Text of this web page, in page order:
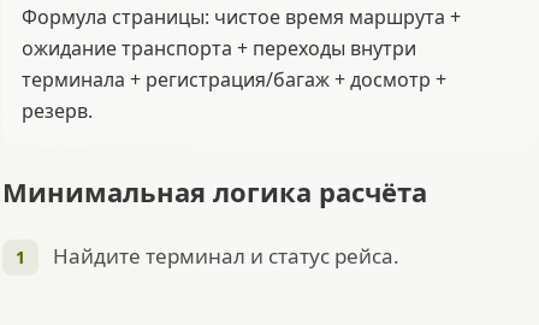
Формула страницы: чистое время маршрута +
ожидание транспорта + переходы внутри
терминала + регистрация/багаж + досмотр +
резерв.
Минимальная логика расчёта
Найдите терминал и статус рейса.